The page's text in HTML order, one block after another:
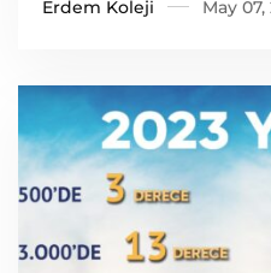
Erdem Koleji May 07,